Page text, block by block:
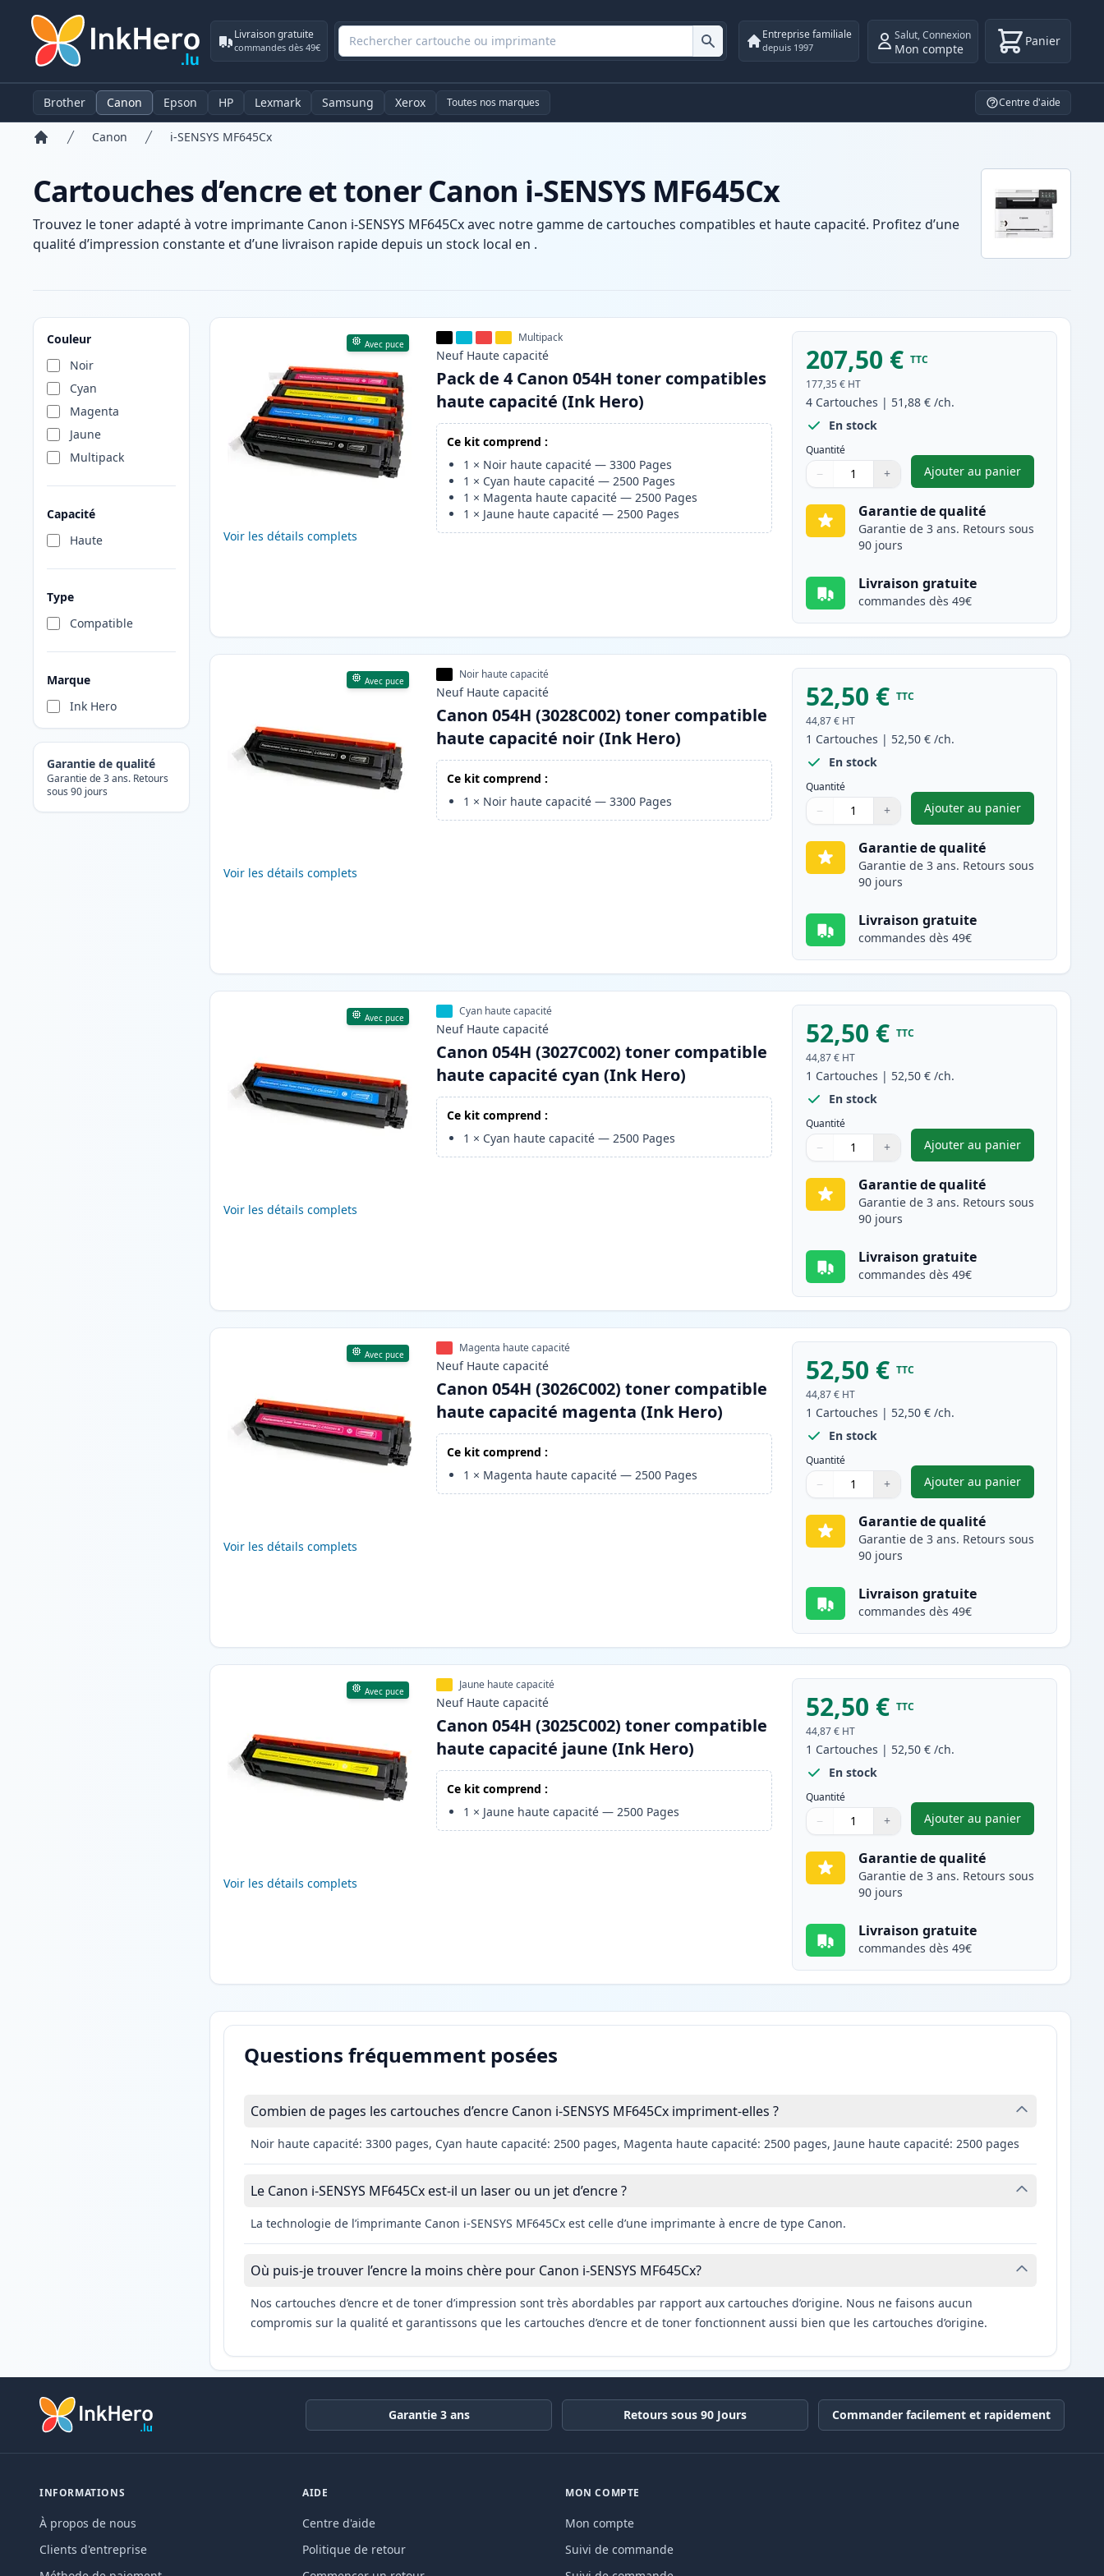
Livraison gratuite
commandes dès 49€
Entreprise familiale
depuis 1997
Salut,Connexion
Mon compte Panier
Brother Canon Epson HP Lexmark Samsung Xerox Toutes nos marques Centre d'aide
Canon i-SENSYS MF645Cx
Cartouches d’encre et toner Canon i-SENSYS MF645Cx
Trouvez le toner adapté à votre imprimante Canon i-SENSYS MF645Cx avec notre gamme de cartouches compatibles et haute capacité. Profitez d’une
qualité d’impression constante et d’une livraison rapide depuis un stock local en .
Couleur
Noir
Cyan
Magenta
Jaune
Multipack
Capacité
Haute
Type
Compatible
Marque
Ink Hero
Garantie de qualité
Garantie de 3 ans. Retours
sous 90 jours
Produits
Avec puce
Voir les détails complets
Multipack
Neuf Haute capacité
Pack de 4 Canon 054H toner compatibles
haute capacité (Ink Hero)
Ce kit comprend :
1 × Noir haute capacité —3300 Pages
1 × Cyan haute capacité —2500 Pages
1 × Magenta haute capacité —2500 Pages
1 × Jaune haute capacité —2500 Pages
207,50 € TTC
177,35 € HT
4 Cartouches | 51,88 € /ch.
En stock
Quantité
Quantité
Utilisez les boutons pour ajuster
− +
Quantité
Ajouter au panier
,Pack de 4 Canon
Garantie de qualité
Garantie de 3 ans. Retours sous
90 jours
Livraison gratuite
commandes dès 49€
Avec puce
Voir les détails complets
Noir haute capacité
Neuf Haute capacité
Canon 054H (3028C002) toner compatible
haute capacité noir (Ink Hero)
Ce kit comprend :
1 × Noir haute capacité —3300 Pages
52,50 € TTC
44,87 € HT
1 Cartouches | 52,50 € /ch.
En stock
Quantité
Quantité
Utilisez les boutons pour ajuster
− +
Quantité
Ajouter au panier
,Canon 054H
Garantie de qualité
Garantie de 3 ans. Retours sous
90 jours
Livraison gratuite
commandes dès 49€
Avec puce
Voir les détails complets
Cyan haute capacité
Neuf Haute capacité
Canon 054H (3027C002) toner compatible
haute capacité cyan (Ink Hero)
Ce kit comprend :
1 × Cyan haute capacité —2500 Pages
52,50 € TTC
44,87 € HT
1 Cartouches | 52,50 € /ch.
En stock
Quantité
Quantité
Utilisez les boutons pour ajuster
− +
Quantité
Ajouter au panier
,Canon 054H
Garantie de qualité
Garantie de 3 ans. Retours sous
90 jours
Livraison gratuite
commandes dès 49€
Avec puce
Voir les détails complets
Magenta haute capacité
Neuf Haute capacité
Canon 054H (3026C002) toner compatible
haute capacité magenta (Ink Hero)
Ce kit comprend :
1 × Magenta haute capacité —2500 Pages
52,50 € TTC
44,87 € HT
1 Cartouches | 52,50 € /ch.
En stock
Quantité
Quantité
Utilisez les boutons pour ajuster
− +
Quantité
Ajouter au panier
,Canon 054H
Garantie de qualité
Garantie de 3 ans. Retours sous
90 jours
Livraison gratuite
commandes dès 49€
Avec puce
Voir les détails complets
Jaune haute capacité
Neuf Haute capacité
Canon 054H (3025C002) toner compatible
haute capacité jaune (Ink Hero)
Ce kit comprend :
1 × Jaune haute capacité —2500 Pages
52,50 € TTC
44,87 € HT
1 Cartouches | 52,50 € /ch.
En stock
Quantité
Quantité
Utilisez les boutons pour ajuster
− +
Quantité
Ajouter au panier
,Canon 054H
Garantie de qualité
Garantie de 3 ans. Retours sous
90 jours
Livraison gratuite
commandes dès 49€
Questions fréquemment posées
Combien de pages les cartouches d’encre Canon i-SENSYS MF645Cx impriment-elles ?
Noir haute capacité: 3300 pages, Cyan haute capacité: 2500 pages, Magenta haute capacité: 2500 pages, Jaune haute capacité: 2500 pages
Le Canon i-SENSYS MF645Cx est-il un laser ou un jet d’encre ?
La technologie de l’imprimante Canon i-SENSYS MF645Cx est celle d’une imprimante à encre de type Canon.
Où puis-je trouver l’encre la moins chère pour Canon i-SENSYS MF645Cx?
Nos cartouches d’encre et de toner d’impression sont très abordables par rapport aux cartouches d’origine. Nous ne faisons aucun
compromis sur la qualité et garantissons que les cartouches d’encre et de toner fonctionnent aussi bien que les cartouches d’origine.
Garantie 3 ans Retours sous 90 Jours Commander facilement et rapidement
INFORMATIONS
À propos de nous
Clients d'entreprise
AIDE
Centre d'aide
Politique de retour
MON COMPTE
Mon compte
Suivi de commande